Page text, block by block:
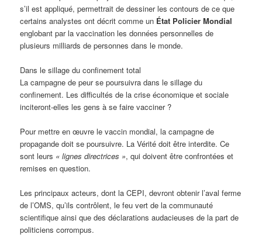
s’il est appliqué, permettrait de dessiner les contours de ce que
certains analystes ont décrit comme un État Policier Mondial
englobant par la vaccination les données personnelles de
plusieurs milliards de personnes dans le monde.
Dans le sillage du confinement total
La campagne de peur se poursuivra dans le sillage du
confinement. Les difficultés de la crise économique et sociale
inciteront-elles les gens à se faire vacciner ?
Pour mettre en œuvre le vaccin mondial, la campagne de
propagande doit se poursuivre. La Vérité doit être interdite. Ce
sont leurs « lignes directrices », qui doivent être confrontées et
remises en question.
Les principaux acteurs, dont la CEPI, devront obtenir l’aval ferme
de l’OMS, qu’ils contrôlent, le feu vert de la communauté
scientifique ainsi que des déclarations audacieuses de la part de
politiciens corrompus.